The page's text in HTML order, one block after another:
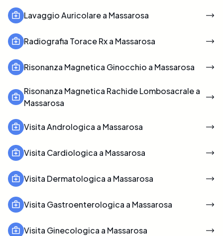
Lavaggio Auricolare a Massarosa
Radiografia Torace Rx a Massarosa
Risonanza Magnetica Ginocchio a Massarosa
Risonanza Magnetica Rachide Lombosacrale a
Massarosa
Visita Andrologica a Massarosa
Visita Cardiologica a Massarosa
Visita Dermatologica a Massarosa
Visita Gastroenterologica a Massarosa
Visita Ginecologica a Massarosa